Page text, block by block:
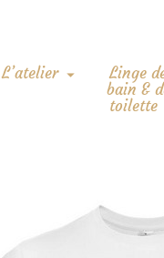
L’atelier
Linge
bain &
toilette